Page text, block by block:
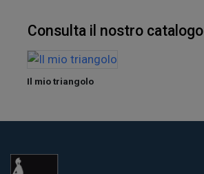
Consulta il nostro catalogo
Il mio triangolo